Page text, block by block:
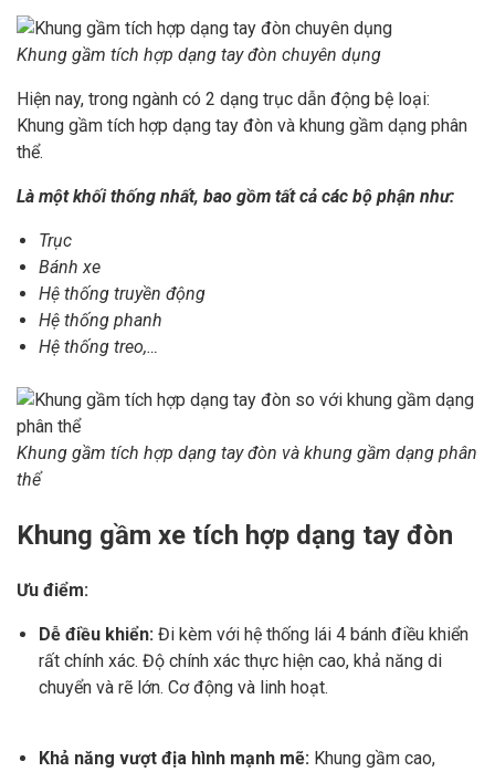
Khung gầm tích hợp dạng tay đòn chuyên dụng
Hiện nay, trong ngành có 2 dạng trục dẫn động bệ loại:
Khung gầm tích hợp dạng tay đòn và khung gầm dạng phân
thể.
Là một khối thống nhất, bao gồm tất cả các bộ phận như:
Trục
Bánh xe
Hệ thống truyền động
Hệ thống phanh
Hệ thống treo,…
Khung gầm tích hợp dạng tay đòn và khung gầm dạng phân
thể
Khung gầm xe tích hợp dạng tay đòn
Ưu điểm:
Dễ điều khiển: Đi kèm với hệ thống lái 4 bánh điều khiển
rất chính xác. Độ chính xác thực hiện cao, khả năng di
chuyển và rẽ lớn. Cơ động và linh hoạt.
Khả năng vượt địa hình mạnh mẽ: Khung gầm cao,